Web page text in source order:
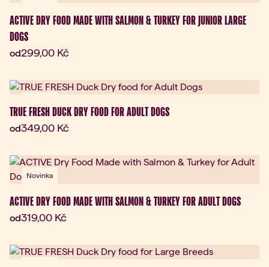
ACTIVE DRY FOOD MADE WITH SALMON & TURKEY FOR JUNIOR LARGE
DOGS
odAktuální cena:
299,00 Kč
TRUE FRESH DUCK DRY FOOD FOR ADULT DOGS
odAktuální cena:
349,00 Kč
Novinka
ACTIVE DRY FOOD MADE WITH SALMON & TURKEY FOR ADULT DOGS
odAktuální cena:
319,00 Kč